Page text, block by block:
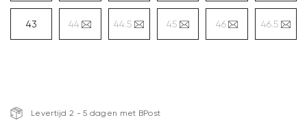
43 44 44.5 45 46 46.5
Levertijd 2 - 5 dagen met BPost